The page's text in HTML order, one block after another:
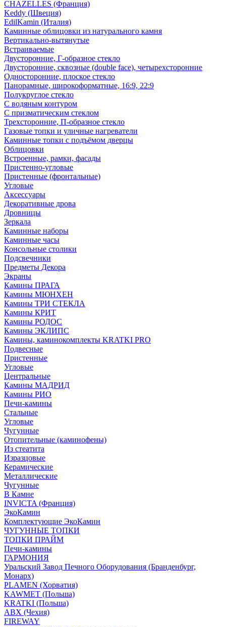
CHAZELLES (Франция)
Keddy (Швеция)
EdilKamin (Италия)
Каминные облицовки из натурального камня
Вертикально-вытянутые
Встраиваемые
Двусторонние, Г-образное стекло
Двусторонние, сквозные (double face), четырехсторонние
Односторонние, плоское стекло
Панорамные, широкоформатные, 16:9, 22:9
Полукруглое стекло
С водяным контуром
С призматическим стеклом
Трехсторонние, П-образное стекло
Газовые топки и уличные нагреватели
Каминные топки с подъёмом дверцы
Облицовки
Встроенные, рамки, фасады
Пристенно-угловые
Пристенные (фронтальные)
Угловые
Аксессуары
Декоративные дрова
Дровницы
Зеркала
Каминные наборы
Каминные часы
Консольные столики
Подсвечники
Предметы Декора
Экраны
Камины ПРАГА
Камины МЮНХЕН
Камины ТРИ СТЕКЛА
Камины КРИТ
Камины РОДОС
Камины ЭКЛИПС
Камины, каминокомплекты KRATKI PRO
Подвесные
Пристенные
Угловые
Центральные
Камины МАДРИД
Камины РИО
Печи-камины
Стальные
Угловые
Чугунные
Отопительные (каминофены)
Из стеатита
Изразцовые
Керамические
Металлические
Чугунные
В Камне
INVICTA (Франция)
ЭкоКамин
Комплектующие ЭкоКамин
ЧУГУННЫЕ ТОПКИ
ТОПКИ ПРАЙМ
Печи-камины
ГАРМОНИЯ
Уральский Завод Печного Оборудования (Бранденбург,
Монарх)
PLAMEN (Хорватия)
KAWMET (Польша)
KRATKI (Польша)
ABX (Чехия)
FIREWAY